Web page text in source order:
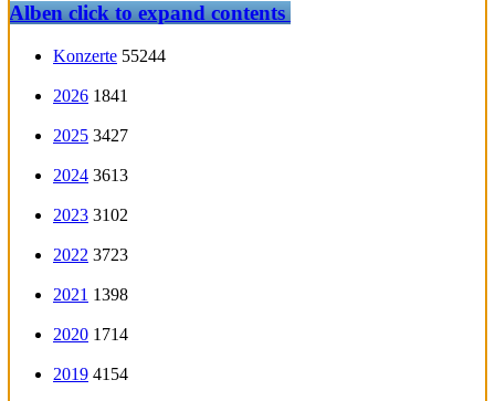
Albenclick to expand contents
Konzerte 55244
2026 1841
2025 3427
2024 3613
2023 3102
2022 3723
2021 1398
2020 1714
2019 4154